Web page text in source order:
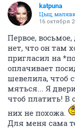
katpuna
Цыц,
16 октября
Первое,
нет, что он там
пригласил на
оплачивает
шевелила, чтоб
мяться... Я
чтоб платить! В
них не похожа.
Для меня сама